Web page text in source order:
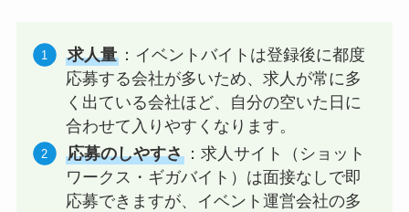
求人量：イベントバイトは登録後に都度
応募する会社が多いため、求人が常に多
く出ている会社ほど、自分の空いた日に
合わせて入りやすくなります。
応募のしやすさ：求人サイト（ショット
ワークス・ギガバイト）は面接なしで即
応募できますが、イベント運営会社の多